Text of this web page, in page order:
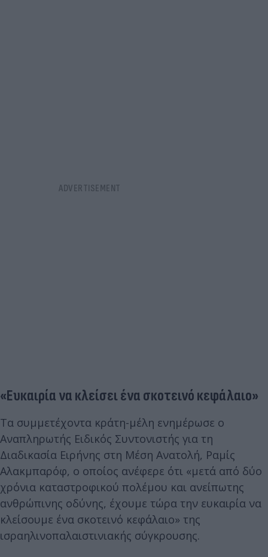
«Ευκαιρία να κλείσει ένα σκοτεινό κεφάλαιο»
Τα συμμετέχοντα κράτη-μέλη ενημέρωσε ο
Αναπληρωτής Ειδικός Συντονιστής για τη
Διαδικασία Ειρήνης στη Μέση Ανατολή, Ραμίς
Αλακμπαρόφ, o οποίος ανέφερε ότι «μετά από δύο
χρόνια καταστροφικού πολέμου και ανείπωτης
ανθρώπινης οδύνης, έχουμε τώρα την ευκαιρία να
κλείσουμε ένα σκοτεινό κεφάλαιο» της
ισραηλινοπαλαιστινιακής σύγκρουσης.